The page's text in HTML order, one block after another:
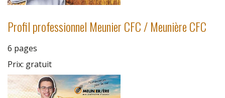
Profil professionnel Meunier CFC / Meunière CFC
6 pages
Prix: gratuit